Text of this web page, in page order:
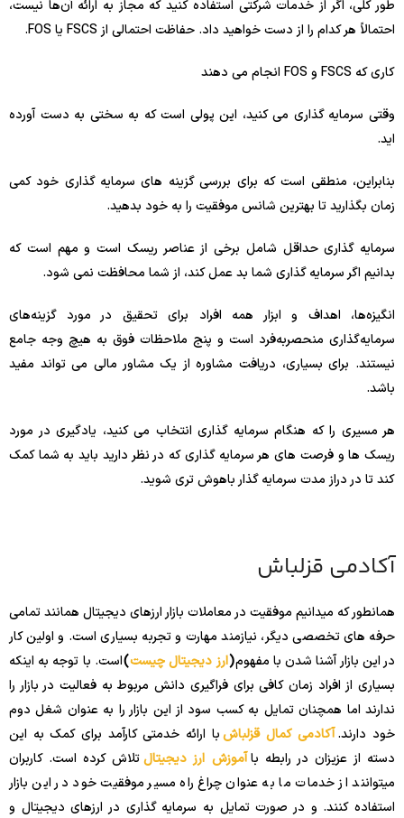
طور کلی، اگر از خدمات شرکتی استفاده کنید که مجاز به ارائه آن‌ها نیست،
احتمالاً هر کدام را از دست خواهید داد. حفاظت احتمالی از FSCS یا FOS.
کاری که FSCS و FOS انجام می دهند
وقتی سرمایه گذاری می کنید، این پولی است که به سختی به دست آورده
اید.
بنابراین، منطقی است که برای بررسی گزینه های سرمایه گذاری خود کمی
زمان بگذارید تا بهترین شانس موفقیت را به خود بدهید.
سرمایه گذاری حداقل شامل برخی از عناصر ریسک است و مهم است که
بدانیم اگر سرمایه گذاری شما بد عمل کند، از شما محافظت نمی شود.
انگیزه‌ها، اهداف و ابزار همه افراد برای تحقیق در مورد گزینه‌های
سرمایه‌گذاری منحصربه‌فرد است و پنج ملاحظات فوق به هیچ وجه جامع
نیستند. برای بسیاری، دریافت مشاوره از یک مشاور مالی می تواند مفید
باشد.
هر مسیری را که هنگام سرمایه گذاری انتخاب می کنید، یادگیری در مورد
ریسک ها و فرصت های هر سرمایه گذاری که در نظر دارید باید به شما کمک
کند تا در دراز مدت سرمایه گذار باهوش تری شوید.
آکادمی قزلباش
همانطور که میدانیم موفقیت در معاملات بازار ارزهای دیجیتال همانند تمامی
حرفه های تخصصی دیگر، نیازمند مهارت و تجربه بسیاری است. و اولین کار
در این بازار آشنا شدن با مفهوم(ارز دیجیتال چیست)است. با توجه به اینکه
بسیاری از افراد زمان کافی برای فراگیری دانش مربوط به فعالیت در بازار را
ندارند اما همچنان تمایل به کسب سود از این بازار را به عنوان شغل دوم
خود دارند.آکادمی کمال قزلباشبا ارائه خدمتی کارآمد برای کمک به این
دسته از عزیزان در رابطه باآموزش ارز دیجیتالتلاش کرده است. کاربران
میتوانند از خدمات ما به عنوان چراغ راه مسیر موفقیت خود در این بازار
استفاده کنند. و در صورت تمایل به سرمایه گذاری در ارزهای دیجیتال و